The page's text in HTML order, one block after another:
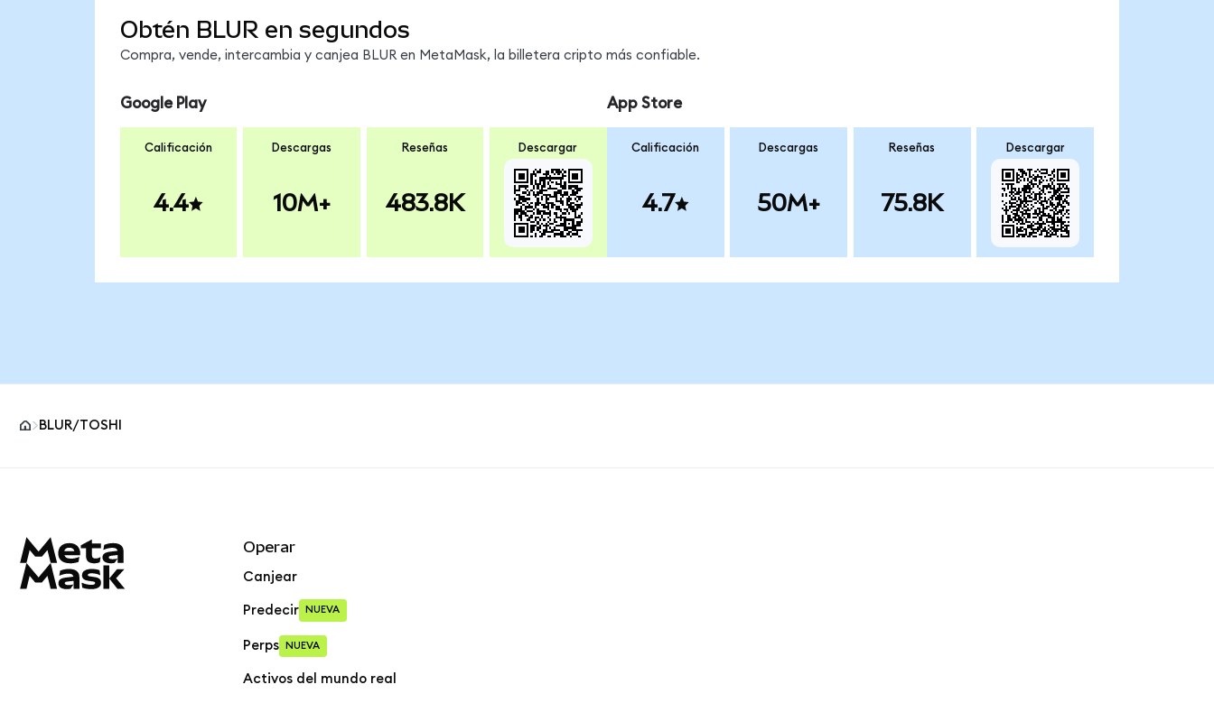
Obtén BLUR en segundos
Compra, vende, intercambia y canjea BLUR en MetaMask, la billetera cripto más confiable.
Google Play
Calificación
4.4
Descargas
10M+
Reseñas
483.8K
Descargar
App Store
Calificación
4.7
Descargas
50M+
Reseñas
75.8K
Descargar
BLUR/TOSHI
Operar
Canjear
Predecir NUEVA
Perps NUEVA
Activos del mundo real